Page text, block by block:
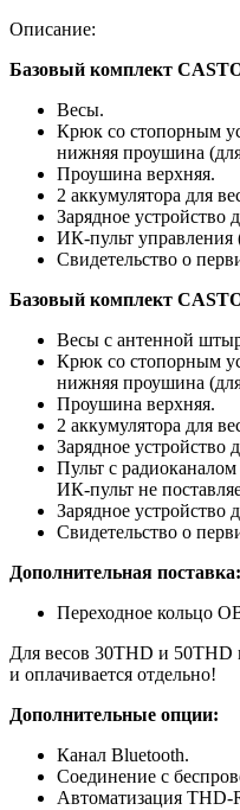
Описание:
Базовый комплект
Весы.
Крюк со стопорным
нижняя проушина
Проушина верхняя.
2 аккумулятора для
Зарядное устройство
ИК-пульт управления
Свидетельство о
Базовый комплект
Весы с антенной
Крюк со стопорным
нижняя проушина
Проушина верхняя.
2 аккумулятора для
Зарядное устройство
Пульт с
ИК-пульт не
Зарядное устройство
Свидетельство о
Дополнительная поставка:
Переходное кольцо
Для весов 30THD и 50THD
и оплачивается отдельно!
Дополнительные опции:
Канал Bluetooth.
Соединение с
Автоматизация